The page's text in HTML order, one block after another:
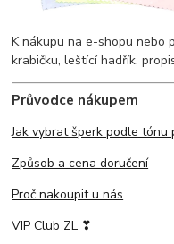
K nákupu na e-shopu nebo
krabičku, leštící hadřík,
Průvodce nákupem
Jak vybrat šperk podle tónu
Způsob a cena doručení
Proč nakoupit u nás
VIP Club ZL ❣